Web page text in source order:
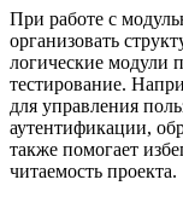
При работе с
организовать
логические модули
тестирование.
для управления
аутентификации,
также помогает
читаемость проекта.